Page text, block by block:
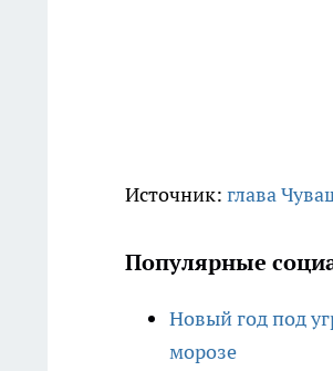
Источник: глава
Популярные
Новый год под
морозе